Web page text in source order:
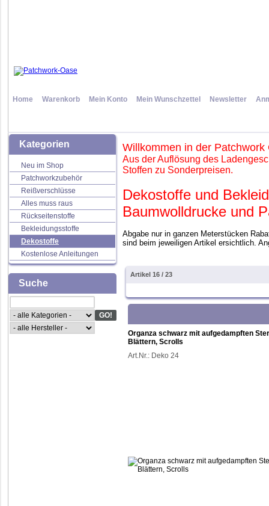
Home Warenkorb Mein Konto Mein Wunschzettel Newsletter
Kategorien
Neu im Shop
Patchworkzubehör
Reißverschlüsse
Alles muss raus
Rückseitenstoffe
Bekleidungsstoffe
Dekostoffe
Kostenlose Anleitungen
Suche
Willkommen in der Patchwork
Aus der Auflösung des
Stoffen zu Sonderpreisen.
Dekostoffe und
Baumwolldrucke und
Abgabe nur in ganzen Meterstücken
sind beim jeweiligen Artikel ersichtlich.
Artikel 16 / 23
Organza schwarz mit aufgedampften
Blättern, Scrolls
Art.Nr.: Deko 24